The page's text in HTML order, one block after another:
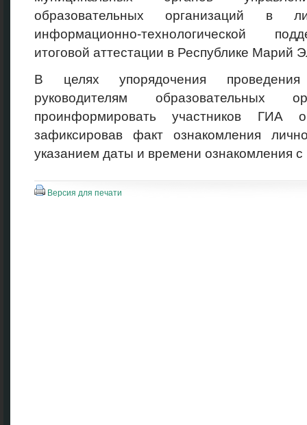
образовательных организаций в
информационно-технологической
итоговой аттестации в Республике
В целях упорядочения
руководителям образовательных
проинформировать участников ГИА
зафиксировав факт ознакомления
указанием даты и времени ознакомления с
Версия для печати